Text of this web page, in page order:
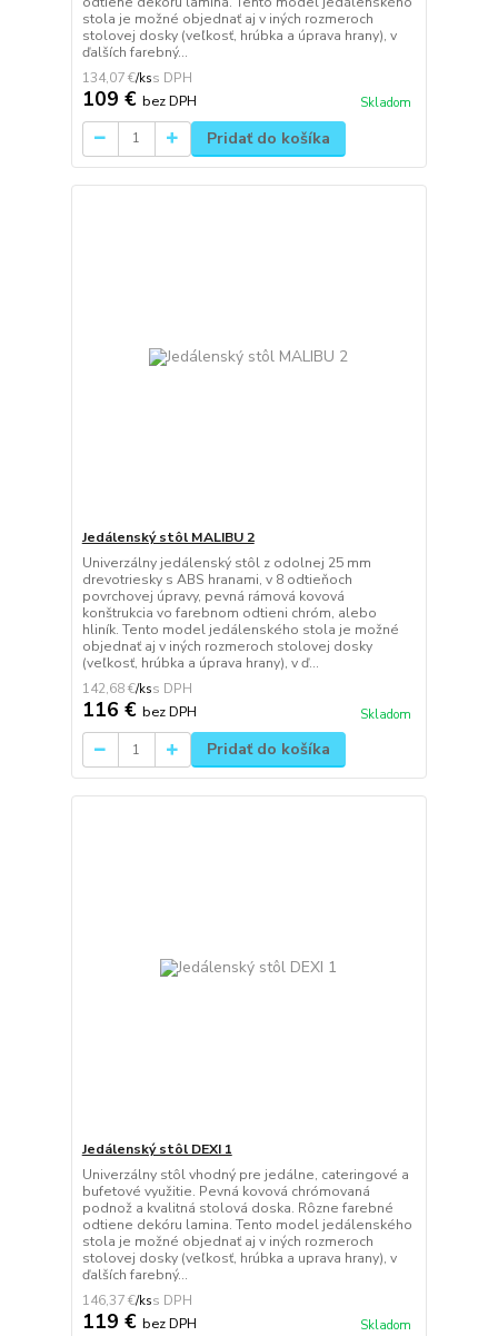
stola je možné objednať aj v iných rozmeroch
stolovej dosky (veľkosť, hrúbka a úprava hrany), v
ďalších farebný...
134,07 €/ks
109 € bez DPH Skladom
Pridať do košíka
Jedálenský stôl MALIBU 2
Univerzálny jedálenský stôl z odolnej 25 mm
drevotriesky s ABS hranami, v 8 odtieňoch
povrchovej úpravy, pevná rámová kovová
konštrukcia vo farebnom odtieni chróm, alebo
hliník. Tento model jedálenského stola je možné
objednať aj v iných rozmeroch stolovej dosky
(veľkosť, hrúbka a úprava hrany), v ď...
142,68 €/ks
116 € bez DPH Skladom
Pridať do košíka
Jedálenský stôl DEXI 1
Univerzálny stôl vhodný pre jedálne, cateringové a
bufetové využitie. Pevná kovová chrómovaná
podnož a kvalitná stolová doska. Rôzne farebné
odtiene dekóru lamina. Tento model jedálenského
stola je možné objednať aj v iných rozmeroch
stolovej dosky (veľkosť, hrúbka a uprava hrany), v
ďalších farebný...
146,37 €/ks
119 € bez DPH Skladom